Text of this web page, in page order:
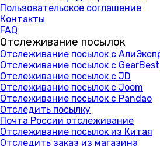
Пользовательское соглашение
Контакты
FAQ
Отслеживание посылок
Отслеживание посылок с
Отслеживание посылок с GearBest
Отслеживание посылок с JD
Отслеживание посылок с Joom
Отслеживание посылок с Pandao
Отследить посылку
Почта России отслеживание
Отслеживание посылок из Китая
Отследить заказ из магазина